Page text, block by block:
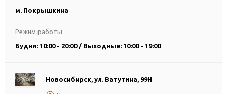
м. Покрышкина
Режим работы
Будни: 10:00 - 20:00 / Выходные: 10:00 - 19:00
Новосибирск, ул. Ватутина, 99Н